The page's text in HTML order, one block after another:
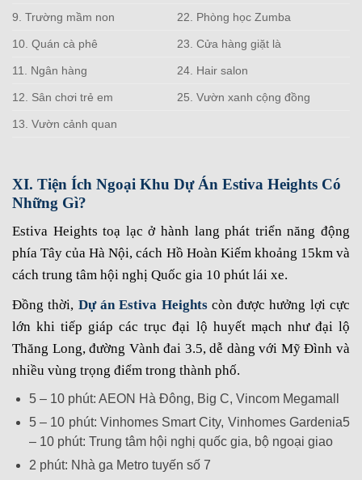
9. Trường mầm non 22. Phòng học Zumba
10. Quán cà phê 23. Cửa hàng giặt là
11. Ngân hàng 24. Hair salon
12. Sân chơi trẻ em 25. Vườn xanh cộng đồng
13. Vườn cảnh quan
XI. Tiện Ích Ngoại Khu Dự Án Estiva Heights Có
Những Gì?
Estiva Heights toạ lạc ở hành lang phát triển năng động
phía Tây của Hà Nội, cách Hồ Hoàn Kiếm khoảng 15km và
cách trung tâm hội nghị Quốc gia 10 phút lái xe.
Đồng thời, Dự án Estiva Heightscòn được hưởng lợi cực
lớn khi tiếp giáp các trục đại lộ huyết mạch như đại lộ
Thăng Long, đường Vành đai 3.5, dễ dàng với Mỹ Đình và
nhiều vùng trọng điểm trong thành phố.
5 – 10 phút: AEON Hà Đông, Big C, Vincom Megamall
5 – 10 phút: Vinhomes Smart City, Vinhomes Gardenia5
– 10 phút: Trung tâm hội nghị quốc gia, bộ ngoại giao
2 phút: Nhà ga Metro tuyến số 7